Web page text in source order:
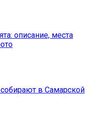
описание, места
в Самарской